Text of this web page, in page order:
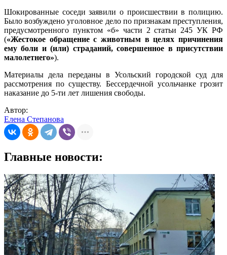
Шокированные соседи заявили о происшествии в полицию.
Было возбуждено уголовное дело по признакам преступления,
предусмотренного пунктом «б» части 2 статьи 245 УК РФ
(«Жестокое обращение с животным в целях причинения
ему боли и (или) страданий, совершенное в присутствии
малолетнего»).
Материалы дела переданы в Усольский городской суд для
рассмотрения по существу. Бессердечной усольчанке грозит
наказание до 5-ти лет лишения свободы.
Автор:
Елена Степанова
Главные новости: